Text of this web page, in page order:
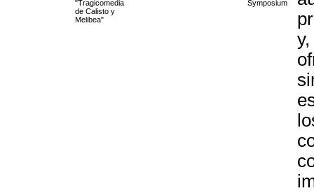
"Tragicomedia
de Calisto y
Melibea"
Symposium